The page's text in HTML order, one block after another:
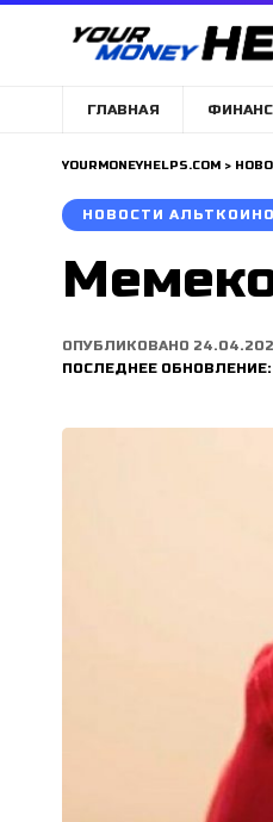
ГЛАВНАЯ
YOURMONEYHELPS.COM >
НОВОСТИ
ПОСЛЕДНЕЕ ОБНОВЛЕНИЕ:
ОПУБЛИКОВАНО